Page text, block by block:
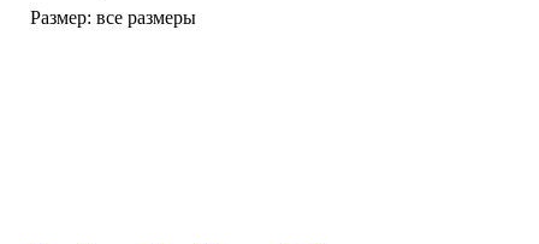
Размер: все размеры